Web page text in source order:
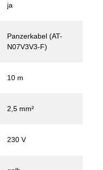
ja
Panzerkabel (AT-
N07V3V3-F)
10 m
2,5 mm²
230 V